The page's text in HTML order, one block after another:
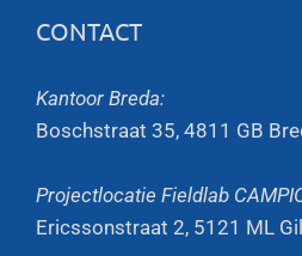
CONTACT
Kantoor Breda:
Boschstraat 35, 4811 GB
Projectlocatie Fieldlab
Ericssonstraat 2, 5121 ML